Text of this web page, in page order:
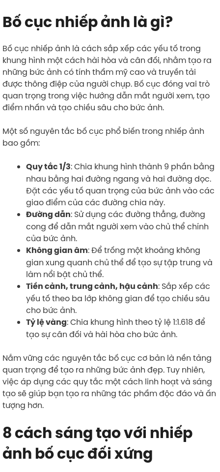
Bố cục nhiếp ảnh là gì?
Bố cục nhiếp ảnh là cách sắp xếp các yếu tố trong
khung hình một cách hài hòa và cân đối, nhằm tạo ra
những bức ảnh có tính thẩm mỹ cao và truyền tải
được thông điệp của người chụp. Bố cục đóng vai trò
quan trọng trong việc hướng dẫn mắt người xem, tạo
điểm nhấn và tạo chiều sâu cho bức ảnh.
Một số nguyên tắc bố cục phổ biến trong nhiếp ảnh
bao gồm:
Quy tắc 1/3: Chia khung hình thành 9 phần bằng
nhau bằng hai đường ngang và hai đường dọc.
Đặt các yếu tố quan trọng của bức ảnh vào các
giao điểm của các đường chia này.
Đường dẫn: Sử dụng các đường thẳng, đường
cong để dẫn mắt người xem vào chủ thể chính
của bức ảnh.
Không gian âm: Để trống một khoảng không
gian xung quanh chủ thể để tạo sự tập trung và
làm nổi bật chủ thể.
Tiền cảnh, trung cảnh, hậu cảnh: Sắp xếp các
yếu tố theo ba lớp không gian để tạo chiều sâu
cho bức ảnh.
Tỷ lệ vàng: Chia khung hình theo tỷ lệ 1:1.618 để
tạo sự cân đối và hài hòa cho bức ảnh.
Nắm vững các nguyên tắc bố cục cơ bản là nền tảng
quan trọng để tạo ra những bức ảnh đẹp. Tuy nhiên,
việc áp dụng các quy tắc một cách linh hoạt và sáng
tạo sẽ giúp bạn tạo ra những tác phẩm độc đáo và ấn
tượng hơn.
8 cách sáng tạo với nhiếp
ảnh bố cục đối xứng